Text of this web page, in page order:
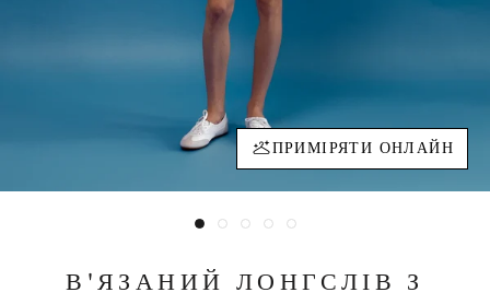
ПРИМІРЯТИ ОНЛАЙН
В'ЯЗАНИЙ ЛОНГСЛІВ З